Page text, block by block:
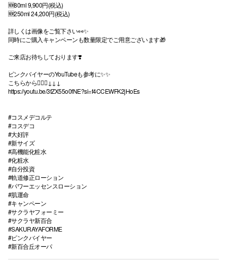
🆕80ml 9,900円(税込)
🆕250ml 24,200円(税込)
詳しくは画像をご覧下さい👀✨
同時にご購入キャンペーンも数量限定でご用意ございます🎁
ご来店お待ちしております❣️
ピンクバイヤーのYouTubeも参考に✨✨
こちらから💁🏻‍♀️↓↓↓
https://youtu.be/3fZX55o0fNE?si=f4CCEWFK2jHoEs
#コスメデコルテ
#コスデコ
#大好評
#新サイズ
#高機能化粧水
#化粧水
#自分投資
#軌道修正ローション
#パワーエッセンスローション
#肌運命
#キャンペーン
#サクラヤフォーミー
#サクラヤ新百合
#SAKURAYAFORME
#ピンクバイヤー
#新百合丘オーパ